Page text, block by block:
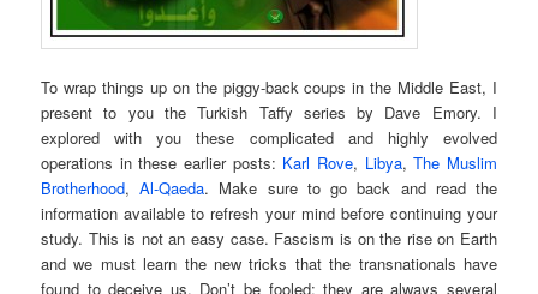
To wrap things up on the piggy-back coups in the Middle East, I
present to you the Turkish Taffy series by Dave Emory. I
explored with you these complicated and highly evolved
operations in these earlier posts: Karl Rove, Libya,The Muslim
Brotherhood,Al-Qaeda. Make sure to go back and read the
information available to refresh your mind before continuing your
study. This is not an easy case. Fascism is on the rise on Earth
and we must learn the new tricks that the transnationals have
found to deceive us. Don’t be fooled: they are always several